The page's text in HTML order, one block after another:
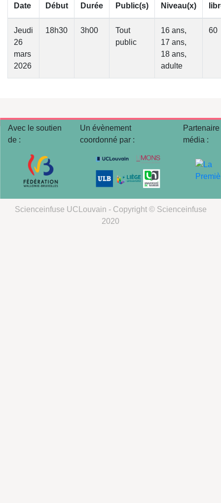
Date Début Durée Public(s) Niveau(x)
Jeudi
26
mars
2026
18h30 3h00
Tout
public
16 ans,
17 ans,
18 ans,
adulte
60
Avec le soutien
de :
Un évènement
coordonné par :
Partenaire
média :
Scienceinfuse UCLouvain - Copyright © Scienceinfuse
2020